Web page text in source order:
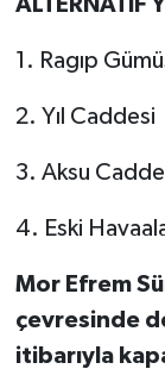
1. Ragıp
2. Yıl Caddesi
3. Aksu
4. Eski
Mor Efrem
çevresinde
itibarıyla